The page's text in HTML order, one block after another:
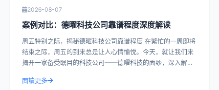
2026-08-07
案例对比：德曜科技公司靠谱程度深度解读
周五特别之际，揭秘德曜科技公司靠谱程度 在繁忙的一周即将
结束之际，周五的到来总是让人心情愉悦。今天，就让我们来
揭开一家备受瞩目的科技公司——德曜科技的面纱，深入解读
閱讀更多